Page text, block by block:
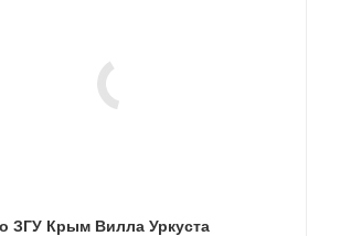
ЗГУ Крым Вилла Уркуста